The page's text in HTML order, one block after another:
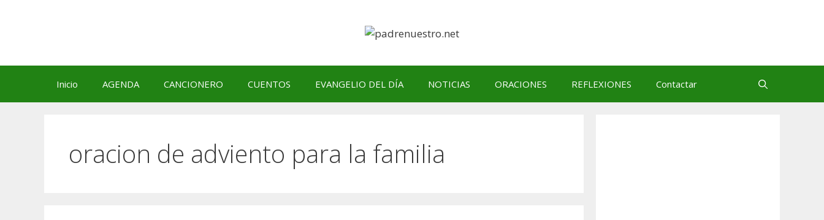
Inicio AGENDA CANCIONERO CUENTOS EVANGELIO DEL DÍA NOTICIAS ORACIONES REFLEXIONES Contactar
oracion de adviento para la familia